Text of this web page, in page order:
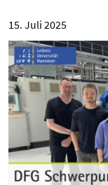
15. Juli 2025